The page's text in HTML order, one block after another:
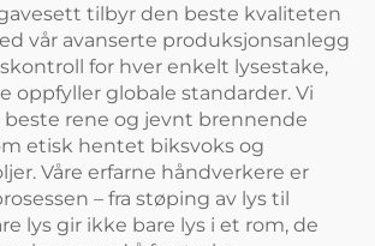
tilbyr den beste kvaliteten
vår avanserte produksjonsanlegg
for hver enkelt lysestake,
oppfyller globale standarder. Vi
beste rene og jevnt brennende
etisk hentet biksvoks og
Våre erfarne håndverkere er
– fra støping av lys til
lys gir ikke bare lys i et rom, de